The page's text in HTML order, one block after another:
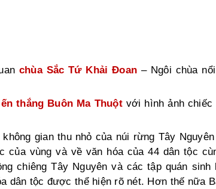
chùa Sắc Tứ Khải Đoan – Ngôi chùa
thắng Buôn Ma Thuột với hình ảnh chiếc
không gian thu nhỏ của núi rừng Tây
của vùng và về văn hóa của 44 dân tộc
chiêng Tây Nguyên và các tập quán
dân tộc được thể hiện rõ nét. Hơn thế nữa